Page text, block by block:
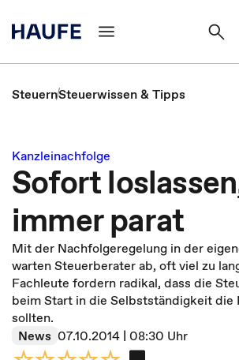
SteuernSteuerwissen & Tipps
Kanzleinachfolge
Sofort
immer parat
Mit der Nachfolgeregelung in der
warten Steuerberater ab, oft viel zu
Fachleute fordern radikal, dass die
beim Start in die Selbstständigkeit die
sollten.
News 07.10.2014 | 08:30 Uhr